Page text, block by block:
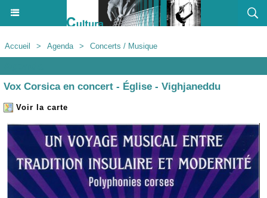
Accueil > Agenda > Concerts / Musique
Vox Corsica en concert - Église - Vighjaneddu
Voir la carte